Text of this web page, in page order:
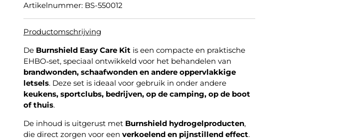
Artikelnummer: BS-550012
Productomschrijving
De Burnshield Easy Care Kit is een compacte en praktische
EHBO‑set, speciaal ontwikkeld voor het behandelen van
brandwonden, schaafwonden en andere oppervlakkige
letsels. Deze set is ideaal voor gebruik in onder andere
keukens, sportclubs, bedrijven, op de camping, op de boot
of thuis.
De inhoud is uitgerust met Burnshield hydrogelproducten,
die direct zorgen voor een verkoelend en pijnstillend effect.